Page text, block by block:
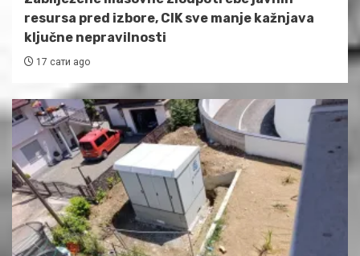
resursa pred izbore, CIK sve manje kažnjava
ključne nepravilnosti
17 сати ago